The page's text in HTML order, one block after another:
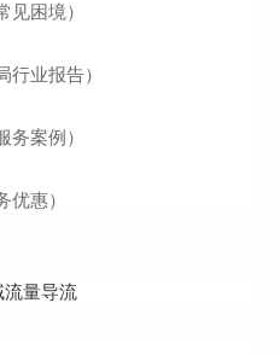
困境）
业报告）
案例）
惠）
流量导流